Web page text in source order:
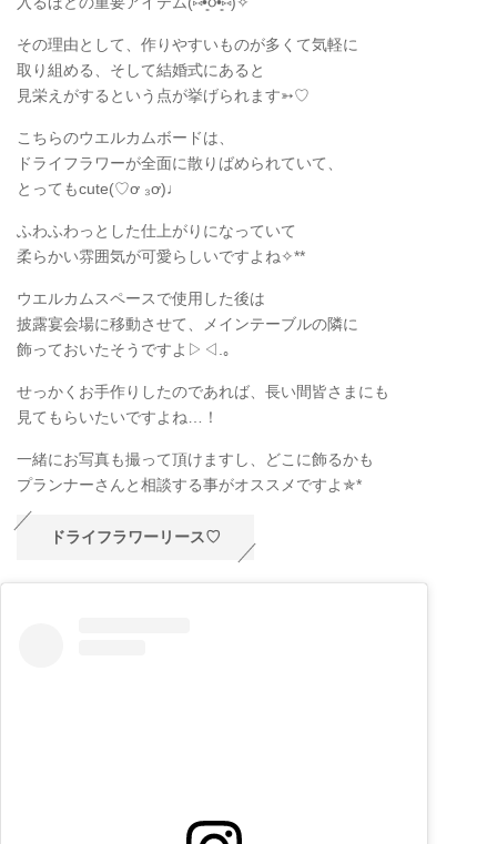
その理由として、作りやすいものが多くて気軽に
取り組める、そして結婚式にあると
見栄えがするという点が挙げられます➳♡
こちらのウエルカムボードは、
ドライフラワーが全面に散りばめられていて、
とってもcute(♡ơ ₃ơ)♩
ふわふわっとした仕上がりになっていて
柔らかい雰囲気が可愛らしいですよね‪✧**
ウエルカムスペースで使用した後は
披露宴会場に移動させて、メインテーブルの隣に
飾っておいたそうですよ▷◁.｡
せっかくお手作りしたのであれば、長い間皆さまにも
見てもらいたいですよね…！
一緒にお写真も撮って頂けますし、どこに飾るかも
プランナーさんと相談する事がオススメですよ✯*
ドライフラワーリース♡